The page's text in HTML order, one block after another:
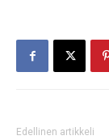
Edellinen artikkeli